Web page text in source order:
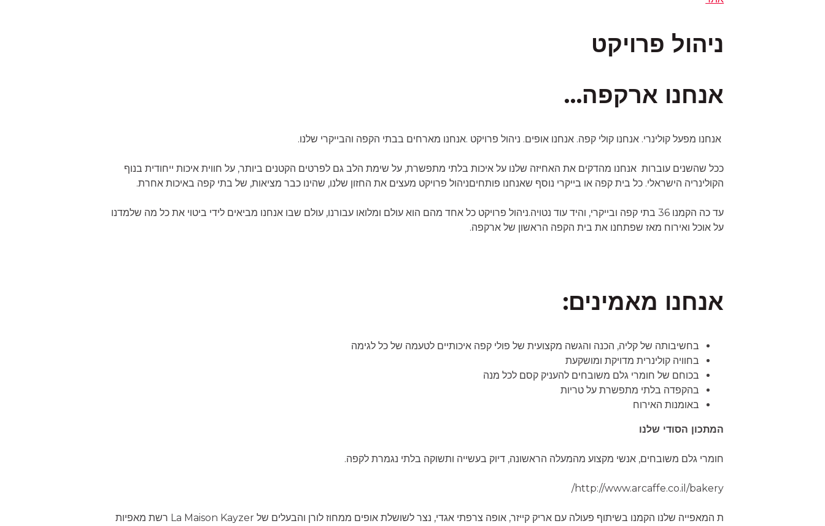
ניהול פרויקט
אנחנו ארקפה…
אנחנו מפעל קולינרי. אנחנו קולי קפה. אנחנו אופים. ניהול פרויקט .אנחנו מארחים בבתי הקפה והבייקרי שלנו.
ככל שהשנים עוברות אנחנו מהדקים את האחיזה שלנו על איכות בלתי מתפשרת, על שימת הלב גם לפרטים הקטנים ביותר, על חווית איכות ייחודית בנוף
הקולינריה הישראלי. כל בית קפה או בייקרי נוסף שאנחנו פותחיםניהול פרויקט מעצים את החזון שלנו, שהינו כבר מציאות, של בתי קפה באיכות אחרת.
עד כה הקמנו 36 בתי קפה ובייקרי, והיד עוד נטויה.ניהול פרויקט כל אחד מהם הוא עולם ומלואו עבורנו, עולם שבו אנחנו מביאים לידי ביטוי את כל מה שלמדנו
על אוכל ואירוח מאז שפתחנו את בית הקפה הראשון של ארקפה.
אנחנו מאמינים:
בחשיבותה של קליה, הכנה והגשה מקצועית של פולי קפה איכותיים לטעמה של כל לגימה
בחוויה קולינרית מדויקת ומושקעת
בכוחם של חומרי גלם משובחים להעניק קסם לכל מנה
בהקפדה בלתי מתפשרת על טריות
באומנות האירוח
המתכון הסודי שלנו
חומרי גלם משובחים, אנשי מקצוע מהמעלה הראשונה, דיוק בעשייה ותשוקה בלתי נגמרת לקפה.
http://www.arcaffe.co.il/bakery/
ת המאפייה שלנו הקמנו בשיתוף פעולה עם אריק קייזר, אופה צרפתי אגדי, נצר לשושלת אופים ממחוז לורן והבעלים של La Maison Kayzer רשת מאפיות